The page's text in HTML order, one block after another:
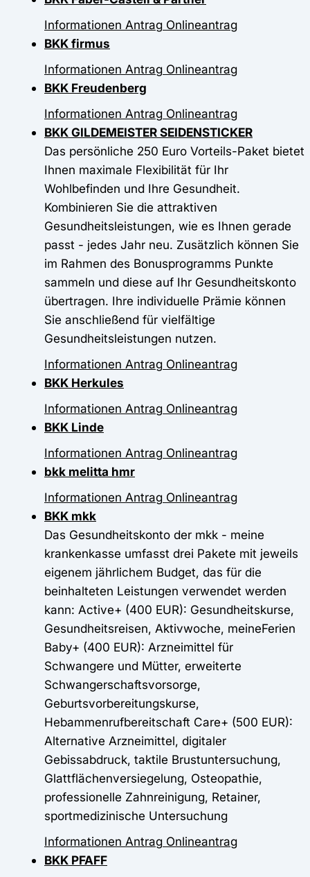
Informationen Antrag Onlineantrag
BKK firmus
Informationen Antrag Onlineantrag
BKK Freudenberg
Informationen Antrag Onlineantrag
BKK GILDEMEISTER SEIDENSTICKER
Das persönliche 250 Euro Vorteils-Paket bietet
Ihnen maximale Flexibilität für Ihr
Wohlbefinden und Ihre Gesundheit.
Kombinieren Sie die attraktiven
Gesundheitsleistungen, wie es Ihnen gerade
passt - jedes Jahr neu. Zusätzlich können Sie
im Rahmen des Bonusprogramms Punkte
sammeln und diese auf Ihr Gesundheitskonto
übertragen. Ihre individuelle Prämie können
Sie anschließend für vielfältige
Gesundheitsleistungen nutzen.
Informationen Antrag Onlineantrag
BKK Herkules
Informationen Antrag Onlineantrag
BKK Linde
Informationen Antrag Onlineantrag
bkk melitta hmr
Informationen Antrag Onlineantrag
BKK mkk
Das Gesundheitskonto der mkk - meine
krankenkasse umfasst drei Pakete mit jeweils
eigenem jährlichem Budget, das für die
beinhalteten Leistungen verwendet werden
kann: Active+ (400 EUR): Gesundheitskurse,
Gesundheitsreisen, Aktivwoche, meineFerien
Baby+ (400 EUR): Arzneimittel für
Schwangere und Mütter, erweiterte
Schwangerschaftsvorsorge,
Geburtsvorbereitungskurse,
Hebammenrufbereitschaft Care+ (500 EUR):
Alternative Arzneimittel, digitaler
Gebissabdruck, taktile Brustuntersuchung,
Glattflächenversiegelung, Osteopathie,
professionelle Zahnreinigung, Retainer,
sportmedizinische Untersuchung
Informationen Antrag Onlineantrag
BKK PFAFF